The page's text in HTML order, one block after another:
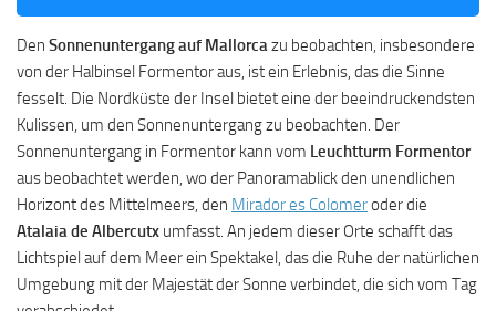
Den Sonnenuntergang auf Mallorca zu beobachten, insbesondere
von der Halbinsel Formentor aus, ist ein Erlebnis, das die Sinne
fesselt. Die Nordküste der Insel bietet eine der beeindruckendsten
Kulissen, um den Sonnenuntergang zu beobachten. Der
Sonnenuntergang in Formentor kann vom Leuchtturm Formentor
aus beobachtet werden, wo der Panoramablick den unendlichen
Horizont des Mittelmeers, den Mirador es Colomeroder die
Atalaia de Albercutx umfasst. An jedem dieser Orte schafft das
Lichtspiel auf dem Meer ein Spektakel, das die Ruhe der natürlichen
Umgebung mit der Majestät der Sonne verbindet, die sich vom Tag